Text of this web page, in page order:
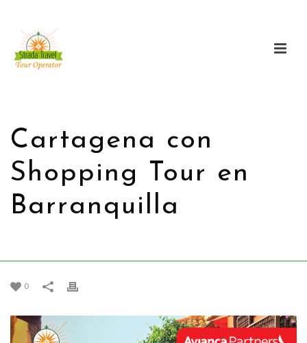
Cartagena con
Shopping Tour en
Barranquilla
0